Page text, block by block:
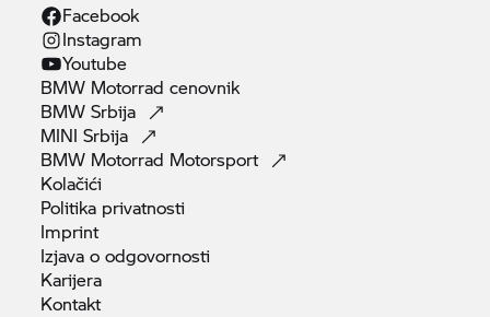
Facebook
Instagram
Youtube
BMW Motorrad cenovnik
BMWSrbija
MINISrbija
BMW Motorrad Motorsport
Kolačići
Politika privatnosti
Imprint
Izjava oodgovornosti
Karijera
Kontakt